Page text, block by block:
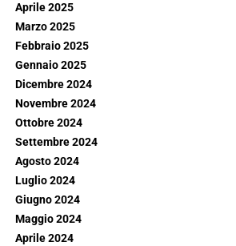
Aprile 2025
Marzo 2025
Febbraio 2025
Gennaio 2025
Dicembre 2024
Novembre 2024
Ottobre 2024
Settembre 2024
Agosto 2024
Luglio 2024
Giugno 2024
Maggio 2024
Aprile 2024